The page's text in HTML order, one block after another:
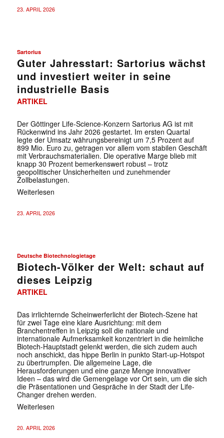
23. APRIL 2026
Sartorius
Guter Jahresstart: Sartorius wächst
und investiert weiter in seine
industrielle Basis
ARTIKEL
Der Göttinger Life-Science-Konzern Sartorius AG ist mit
Rückenwind ins Jahr 2026 gestartet. Im ersten Quartal
legte der Umsatz währungsbereinigt um 7,5 Prozent auf
899 Mio. Euro zu, getragen vor allem vom stabilen Geschäft
mit Verbrauchsmaterialien. Die operative Marge blieb mit
knapp 30 Prozent bemerkenswert robust – trotz
geopolitischer Unsicherheiten und zunehmender
Zollbelastungen.
Weiterlesen
23. APRIL 2026
Deutsche Biotechnologietage
Biotech-Völker der Welt: schaut auf
dieses Leipzig
ARTIKEL
Das irrlichternde Scheinwerferlicht der Biotech-Szene hat
für zwei Tage eine klare Ausrichtung: mit dem
Branchentreffen in Leipzig soll die nationale und
internationale Aufmerksamkeit konzentriert in die heimliche
Biotech-Hauptstadt gelenkt werden, die sich zudem auch
noch anschickt, das hippe Berlin in punkto Start-up-Hotspot
zu übertrumpfen. Die allgemeine Lage, die
Herausforderungen und eine ganze Menge innovativer
Ideen – das wird die Gemengelage vor Ort sein, um die sich
die Präsentationen und Gespräche in der Stadt der Life-
Changer drehen werden.
Weiterlesen
20. APRIL 2026